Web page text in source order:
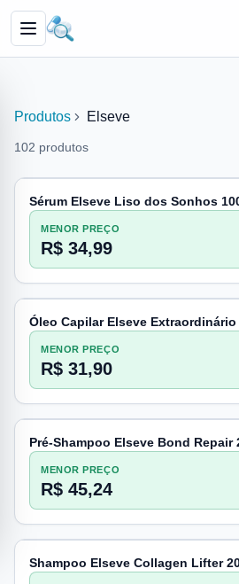
Produtos Elseve
102 produtos
Sérum Elseve Liso dos Sonhos
MENOR PREÇO
R$ 34,99
Óleo Capilar Elseve Extraordinário
MENOR PREÇO
R$ 31,90
Pré-Shampoo Elseve Bond Repair
MENOR PREÇO
R$ 45,24
Shampoo Elseve Collagen Lifter